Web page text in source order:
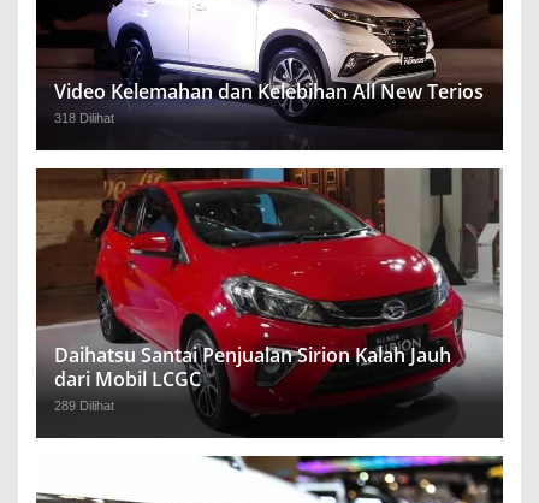
Video Kelemahan dan Kelebihan All New Terios
318 Dilihat
Daihatsu Santai Penjualan Sirion Kalah Jauh
dari Mobil LCGC
289 Dilihat